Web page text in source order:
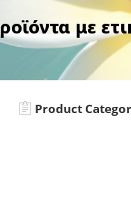
με
Product